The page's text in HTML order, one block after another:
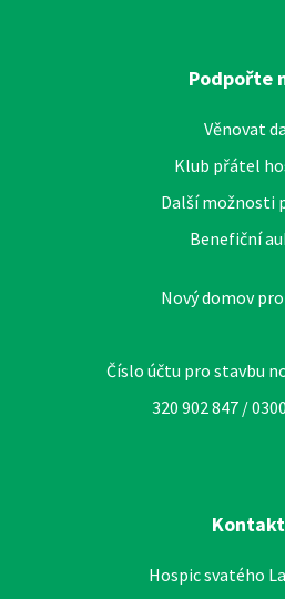
Podpořte
Věnovat
Klub přátel
Další možnosti
Benefiční
Nový domov
Číslo účtu pro stavbu
320 902 847 /
Kontakt
Hospic svatého